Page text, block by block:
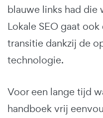
blauwe links had
Lokale SEO gaat
transitie dankzij de
technologie.
Voor een lange tijd
handboek vrij